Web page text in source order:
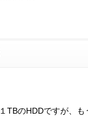
TBのHDDですが、